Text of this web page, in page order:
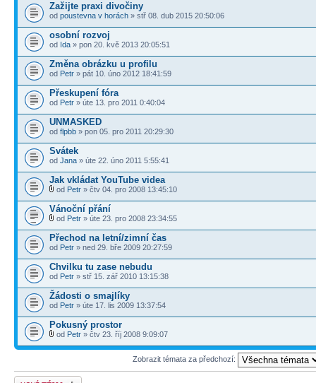
Zažijte praxi divočiny
od poustevna v horách » stř 08. dub 2015 20:50:06
osobní rozvoj
od Ida » pon 20. kvě 2013 20:05:51
Změna obrázku u profilu
od Petr » pát 10. úno 2012 18:41:59
Přeskupení fóra
od Petr » úte 13. pro 2011 0:40:04
UNMASKED
od flpbb » pon 05. pro 2011 20:29:30
Svátek
od Jana » úte 22. úno 2011 5:55:41
Jak vkládat YouTube videa
od Petr » čtv 04. pro 2008 13:45:10
Vánoční přání
od Petr » úte 23. pro 2008 23:34:55
Přechod na letní/zimní čas
od Petr » ned 29. bře 2009 20:27:59
Chvilku tu zase nebudu
od Petr » stř 15. zář 2010 13:15:38
Žádosti o smajlíky
od Petr » úte 17. lis 2009 13:37:54
Pokusný prostor
od Petr » čtv 23. říj 2008 9:09:07
Zobrazit témata za předchozí:
Odeslat nové téma